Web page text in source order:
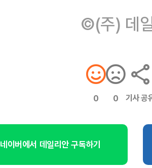
©(주) 데
0 0 기사 공
네이버에서 데일리안 구독하기